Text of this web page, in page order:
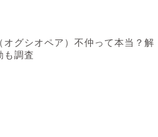
グシオペア）不仲って本当？解
も調査